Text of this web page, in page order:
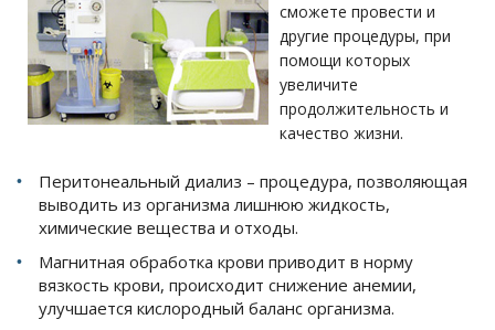
сможете провести и
другие процедуры, при
помощи которых
увеличите
продолжительность и
качество жизни.
Перитонеальный диализ – процедура, позволяющая
выводить из организма лишнюю жидкость,
химические вещества и отходы.
Магнитная обработка крови приводит в норму
вязкость крови, происходит снижение анемии,
улучшается кислородный баланс организма.